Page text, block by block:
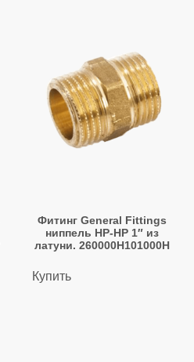
Фитинг General Fittings
ниппель НР-НР 1″ из
латуни. 260000H101000H
Купить